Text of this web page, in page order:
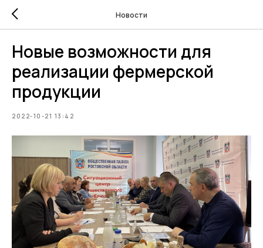
Новости
Новые возможности для
реализации фермерской
продукции
2022-10-21 13:42